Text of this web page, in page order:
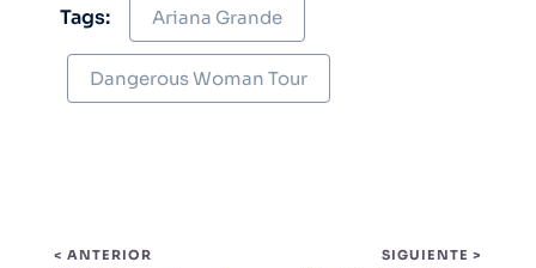
Tags: Ariana Grande
Dangerous Woman Tour
< ANTERIOR SIGUIENTE >